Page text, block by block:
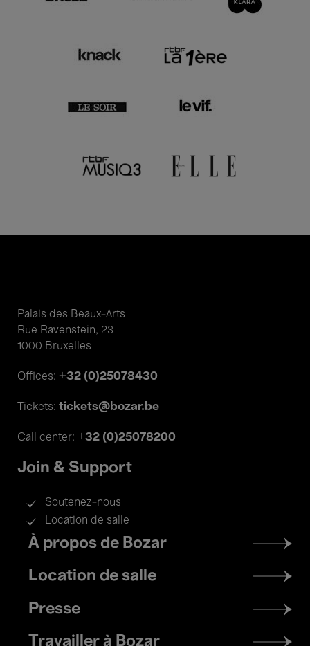
Palais des Beaux-Arts
Rue Ravenstein, 23
1000 Bruxelles
Offices: +32 (0)25078430
Tickets: tickets@bozar.be
Call center: +32 (0)25078200
Join & Support
Soutenez-nous
Location de salle
Footer
menu
À propos de Bozar
Location de salle
Presse
Travailler à Bozar